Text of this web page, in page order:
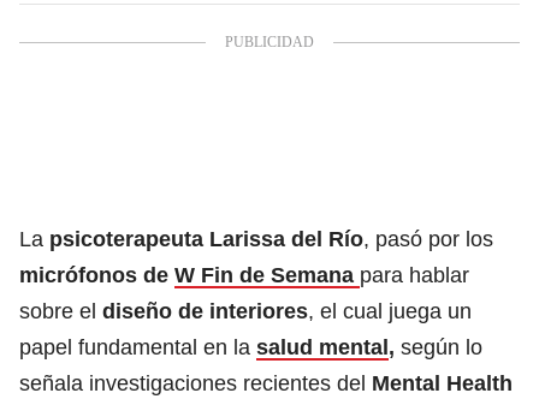
La psicoterapeuta Larissa del Río, pasó por los
micrófonos de W Fin de Semana para hablar
sobre el diseño de interiores, el cual juega un
papel fundamental en la salud mental, según lo
señala investigaciones recientes del Mental Health